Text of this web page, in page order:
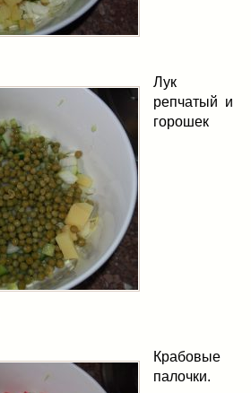
Лук
репчатый и
горошек
Крабовые
палочки.